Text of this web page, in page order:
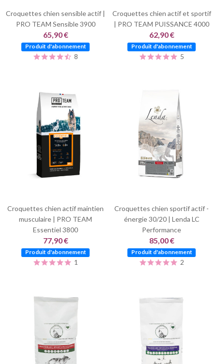
Croquettes chien sensible actif |
PRO TEAM Sensible 3900
65,90 €
Produit d'abonnement
8
Croquettes chien actif et sportif
| PRO TEAM PUISSANCE 4000
62,90 €
Produit d'abonnement
5
Croquettes chien actif maintien
musculaire | PRO TEAM
Essentiel 3800
77,90 €
Produit d'abonnement
1
Croquettes chien sportif actif -
énergie 30/20 | Lenda LC
Performance
85,00 €
Produit d'abonnement
2